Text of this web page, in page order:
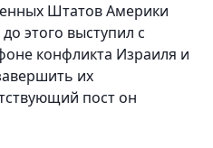
Штатов Америки
этого выступил с
конфликта Израиля и
их
пост он